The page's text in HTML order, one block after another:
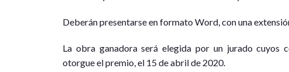
Deberán presentarse en formato Word, con una
La obra ganadora será elegida por un jurado cuyos
otorgue el premio, el 15 de abril de 2020.